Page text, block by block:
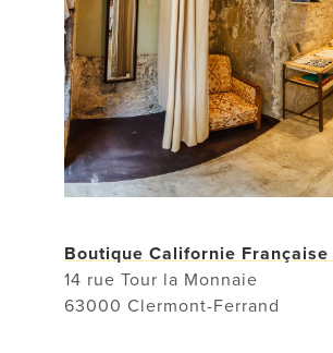
Boutique Californie
14 rue Tour la Monnaie
63000 Clermont-Ferrand